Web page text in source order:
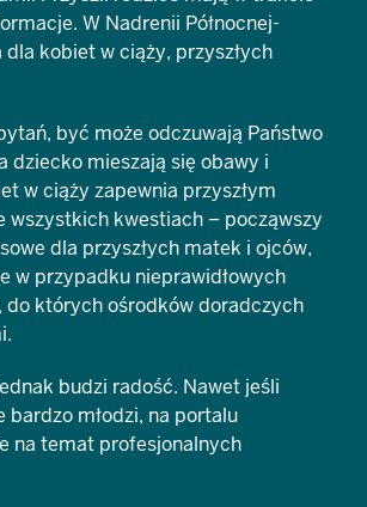
W Nadrenii Północnej-
kobiet w ciąży, przyszłych
być może odczuwają Państwo
dziecko mieszają się obawy i
w ciąży zapewnia przyszłym
kwestiach – począwszy
dla przyszłych matek i ojców,
w przypadku nieprawidłowych
do których ośrodków doradczych
budzi radość. Nawet jeśli
bardzo młodzi, na portalu
na temat profesjonalnych